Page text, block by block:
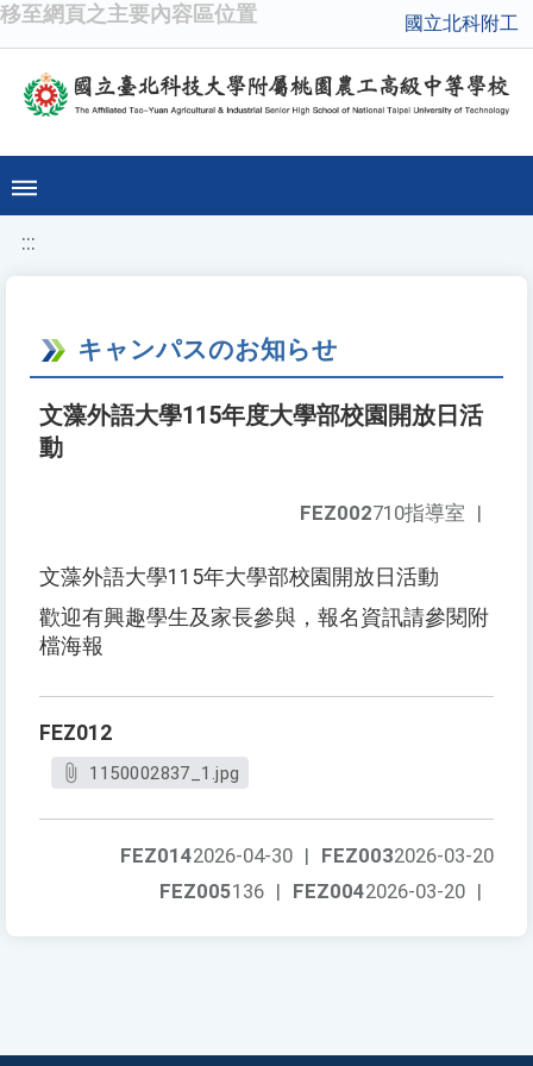
移至網頁之主要內容區位置 國立北科附工
:::
キャンパスのお知らせ
文藻外語大學115年度大學部校園開放日活
動
FEZ002710指導室 |
文藻外語大學115年大學部校園開放日活動
歡迎有興趣學生及家長參與，報名資訊請參閱附
檔海報
FEZ012
1150002837_1.jpg
FEZ0032026-03-20
FEZ0142026-04-30 |
FEZ0042026-03-20 |
FEZ005136 |